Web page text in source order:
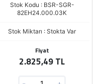
Stok Kodu : BSR-SGR-
82EH24.000.03K
Stok Miktarı : Stokta Var
Fiyat
2.825,49 TL